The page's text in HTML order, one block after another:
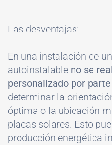
Las desventajas:
En una instalación de
autoinstalable no se
personalizado por
determinar la
óptima o la ubicación
placas solares. Esto
producción energética